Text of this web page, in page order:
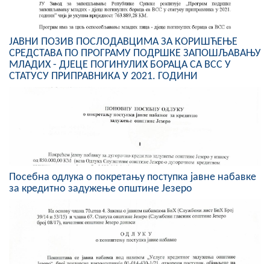
Фотогалерија
НАЧЕЛНИК
О Начелнику
Замјеник начелника
Извјештај о раду начелника
СКУПШТИНА
Статут Општине
Скупштинско вијеће општине језеро
Састав Скупштине
Службени Гласници
ЈАВНИ ПОЗИВ ПОСЛОДАВЦИМА ЗА КОРИШЋЕЊЕ
СРЕДСТАВА ПО ПРОГРАМУ ПОДРШКЕ ЗАПОШЉАВАЊУ
МЛАДИХ - ДЈЕЦЕ ПОГИНУЛИХ БОРАЦА СА ВСС У
СТАТУСУ ПРИПРАВНИКА У 2021. ГОДИНИ
Посебна одлука о покретању поступка јавне набавке
за кредитно задужење општине Језеро